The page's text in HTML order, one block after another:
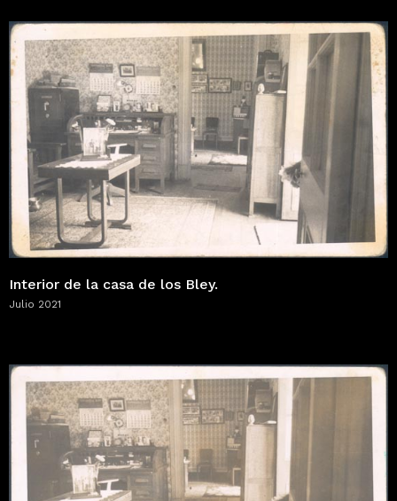
Interior de la casa de los Bley.
Julio 2021